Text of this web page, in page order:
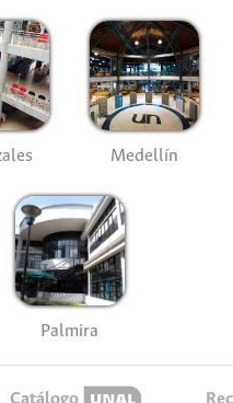
Medellín
Palmira
Catálogo